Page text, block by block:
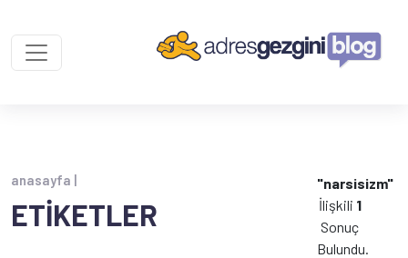
anasayfa |
ETİKETLER
"narsisizm"
İlişkili 1
Sonuç
Bulundu.